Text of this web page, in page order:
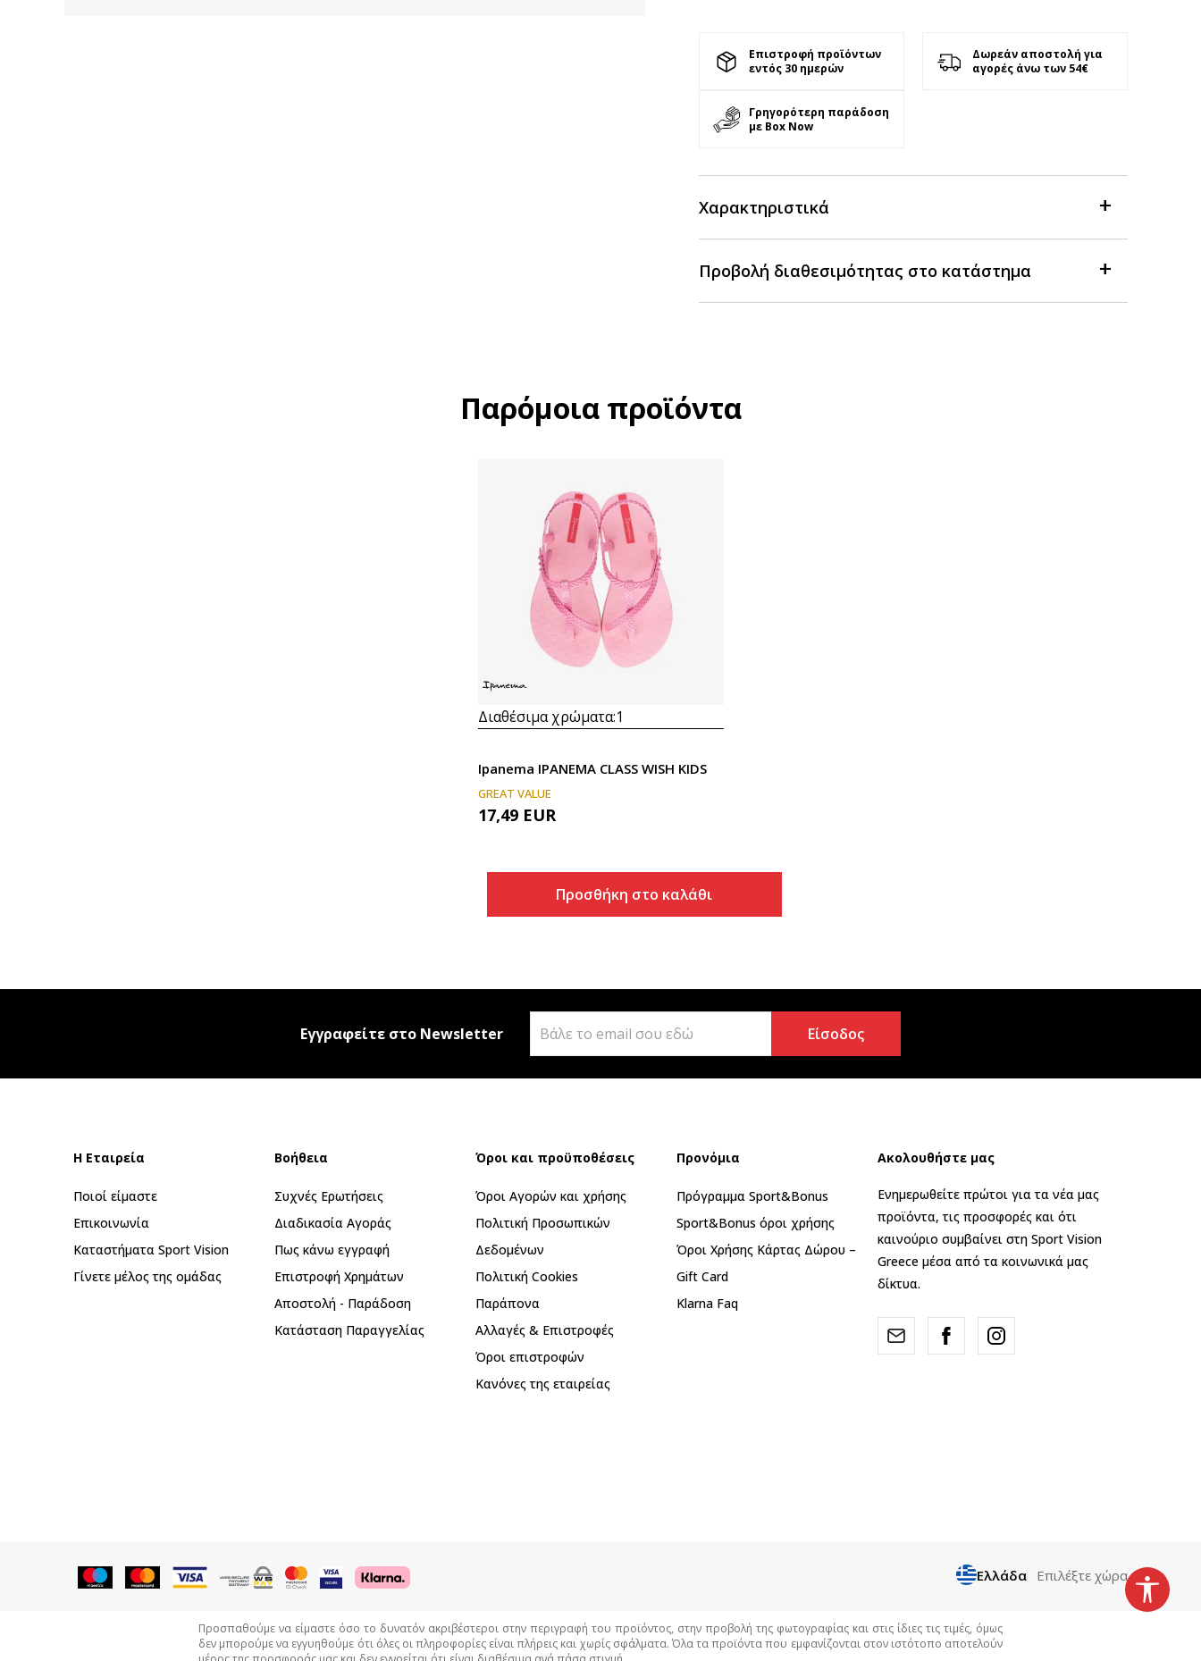
Επιστροφή προϊόντων
εντός 30 ημερών
Δωρεάν αποστολή για
αγορές άνω των 54€
Γρηγορότερη παράδοση
με Box Now
Χαρακτηριστικά
Προβολή διαθεσιμότητας στο κατάστημα
Παρόμοια προϊόντα
Διαθέσιμα χρώματα:1
Ipanema IPANEMA CLASS WISH KIDS
GREAT VALUE
17,49 EUR
Προσθήκη στο καλάθι
Εγγραφείτε στο Newsletter Είσοδος
Η Εταιρεία
Ποιοί είμαστε
Επικοινωνία
Καταστήματα Sport Vision
Γίνετε μέλος της ομάδας
Βοήθεια
Συχνές Ερωτήσεις
Διαδικασία Αγοράς
Πως κάνω εγγραφή
Επιστροφή Xρημάτων
Αποστολή - Παράδοση
Κατάσταση Παραγγελίας
Όροι και προϋποθέσεις
Όροι Αγορών και χρήσης
Πολιτική Προσωπικών
Δεδομένων
Πολιτική Cookies
Παράπονα
Αλλαγές & Επιστροφές
Όροι επιστροφών
Κανόνες της εταιρείας
Προνόμια
Πρόγραμμα Sport&Bonus
Sport&Bonus όροι χρήσης
Όροι Χρήσης Κάρτας Δώρου –
Gift Card
Klarna Faq
Ακολουθήστε μας
Ενημερωθείτε πρώτοι για τα νέα μας
προϊόντα, τις προσφορές και ότι
καινούριο συμβαίνει στη Sport Vision
Greece μέσα από τα κοινωνικά μας
δίκτυα.
Ελλάδα Επιλέξτε χώρα
Προσπαθούμε να είμαστε όσο το δυνατόν ακριβέστεροι στην περιγραφή του προϊόντος, στην προβολή της φωτογραφίας και στις ίδιες τις τιμές, όμως
δεν μπορούμε να εγγυηθούμε ότι όλες οι πληροφορίες είναι πλήρεις και χωρίς σφάλματα. Όλα τα προϊόντα που εμφανίζονται στον ιστότοπο αποτελούν